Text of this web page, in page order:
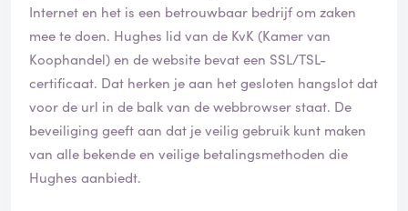
Internet en het is een betrouwbaar bedrijf om zaken
mee te doen. Hughes lid van de KvK (Kamer van
Koophandel) en de website bevat een SSL/TSL-
certificaat. Dat herken je aan het gesloten hangslot dat
voor de url in de balk van de webbrowser staat. De
beveiliging geeft aan dat je veilig gebruik kunt maken
van alle bekende en veilige betalingsmethoden die
Hughes aanbiedt.